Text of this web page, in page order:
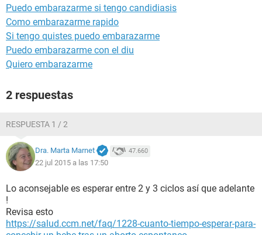
Puedo embarazarme si tengo candidiasis
Como embarazarme rapido
Si tengo quistes puedo embarazarme
Puedo embarazarme con el diu
Quiero embarazarme
2 respuestas
RESPUESTA 1 / 2
Dra. Marta Marnet 47.660
22 jul 2015 a las 17:50
Lo aconsejable es esperar entre 2 y 3 ciclos así que adelante
!
Revisa esto
https://salud.ccm.net/faq/1228-cuanto-tiempo-esperar-para-